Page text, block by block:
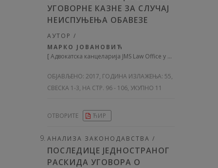
УГОВОРНЕ КАЗНЕ ЗА СЛУЧАЈ
НЕИСПУЊЕЊА ОБАВЕЗЕ
АУТОР /
МАРКО ЈОВАНОВИЋ
[Адвокатска канцеларија JMS Law Office у Београду
ОБЈАВЉЕНО: 2017, ГОДИНА ИЗЛАЖЕЊА: 55,
СВЕСКА 1-3, НА СТР. 96 - 106, УКУПНО 11
ОТВОРИТЕ ЋИР
АНАЛИЗА ЗАКОНОДАВСТВА /
ПОСЛЕДИЦЕ ЈЕДНОСТРАНОГ
РАСКИДА УГОВОРА О